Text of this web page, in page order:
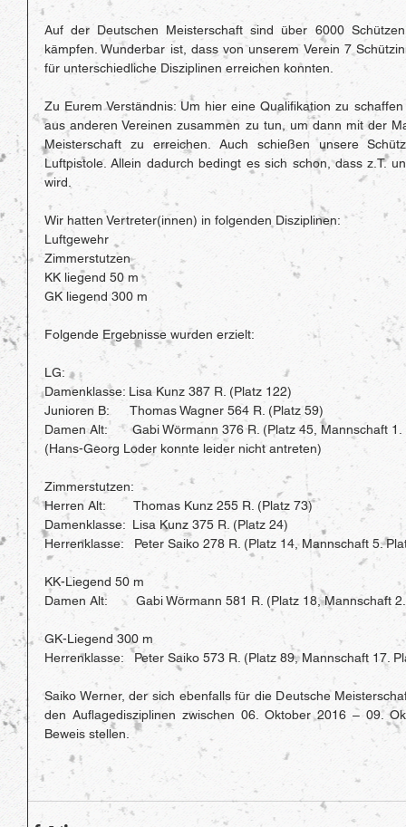
Auf der Deutschen Meisterschaft sind über 6000
kämpfen. Wunderbar ist, dass von unserem Verein 7
für unterschiedliche Disziplinen erreichen konnten.
Zu Eurem Verständnis: Um hier eine Qualifikation zu
aus anderen Vereinen zusammen zu tun, um dann mit der
Meisterschaft zu erreichen. Auch schießen unsere
Luftpistole. Allein dadurch bedingt es sich schon, dass z.T.
wird.
Wir hatten Vertreter(innen) in folgenden Disziplinen:
Luftgewehr
Zimmerstutzen
KK liegend 50 m
GK liegend 300 m
Folgende Ergebnisse wurden erzielt:
LG:
Damenklasse: Lisa Kunz 387 R. (Platz 122)
Junioren B:      Thomas Wagner 564 R. (Platz 59)
Damen Alt:       Gabi Wörmann 376 R. (Platz 45, Mannschaft 1.
(Hans-Georg Loder konnte leider nicht antreten)
Zimmerstutzen:
Herren Alt:        Thomas Kunz 255 R. (Platz 73)
Damenklasse:  Lisa Kunz 375 R. (Platz 24)
Herrenklasse:   Peter Saiko 278 R. (Platz 14, Mannschaft 5.
KK-Liegend 50 m
Damen Alt:        Gabi Wörmann 581 R. (Platz 18, Mannschaft
GK-Liegend 300 m
Herrenklasse:   Peter Saiko 573 R. (Platz 89, Mannschaft 17.
Saiko Werner, der sich ebenfalls für die Deutsche
den Auflagedisziplinen zwischen 06. Oktober 2016 – 09.
Beweis stellen.